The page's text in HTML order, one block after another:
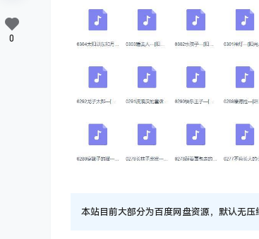
本站目前大部分为百度网盘资源，默认无
0